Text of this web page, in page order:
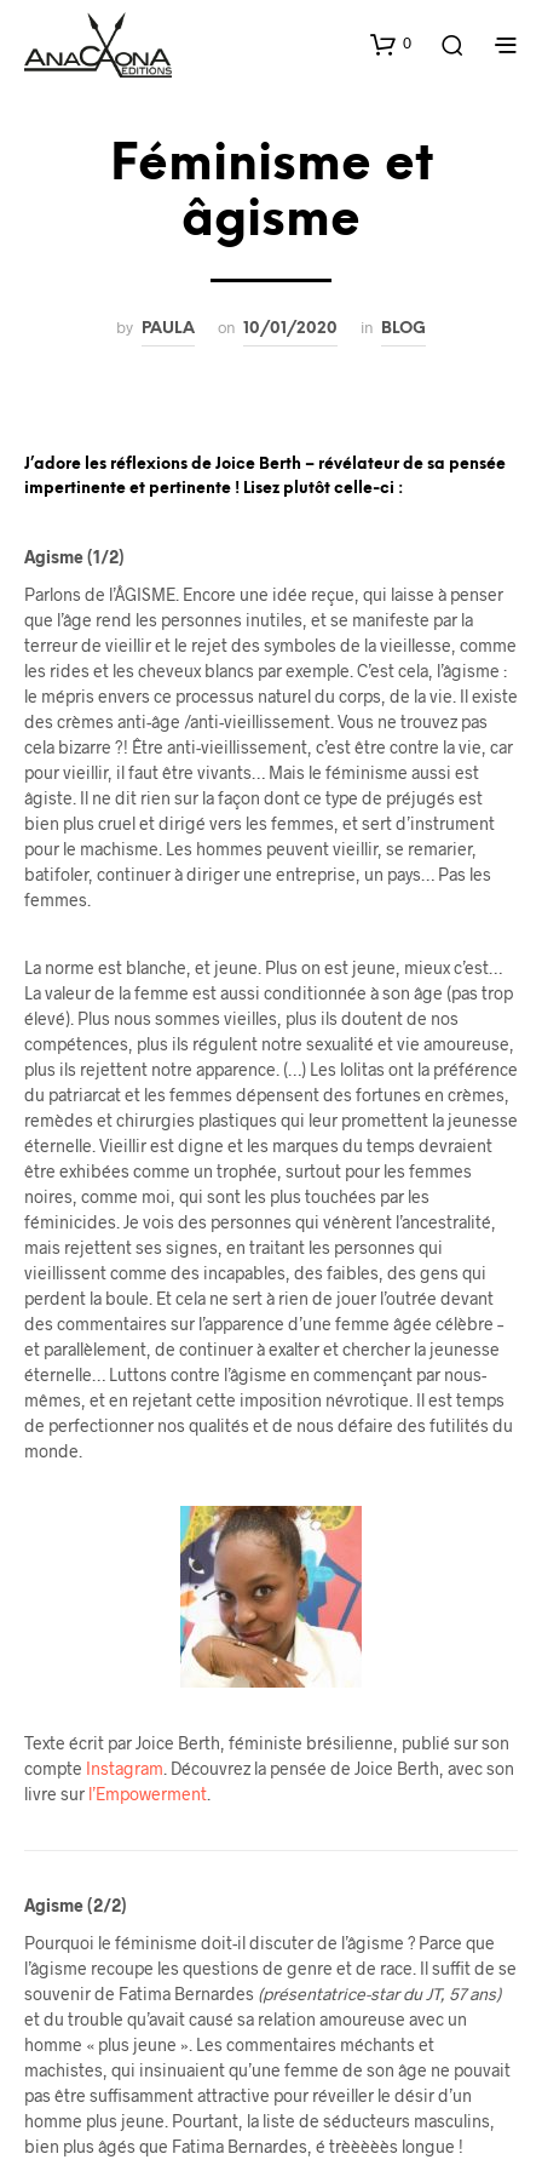
0
Féminisme et
âgisme
by PAULA on 10/01/2020 in BLOG
J’adore les réflexions de Joice Berth – révélateur de sa pensée
impertinente et pertinente ! Lisez plutôt celle-ci :
Agisme (1/2)
Parlons de l’ÂGISME. Encore une idée reçue, qui laisse à penser
que l’âge rend les personnes inutiles, et se manifeste par la
terreur de vieillir et le rejet des symboles de la vieillesse, comme
les rides et les cheveux blancs par exemple. C’est cela, l’âgisme :
le mépris envers ce processus naturel du corps, de la vie. Il existe
des crèmes anti-âge /anti-vieillissement. Vous ne trouvez pas
cela bizarre ?! Être anti-vieillissement, c’est être contre la vie, car
pour vieillir, il faut être vivants… Mais le féminisme aussi est
âgiste. Il ne dit rien sur la façon dont ce type de préjugés est
bien plus cruel et dirigé vers les femmes, et sert d’instrument
pour le machisme. Les hommes peuvent vieillir, se remarier,
batifoler, continuer à diriger une entreprise, un pays… Pas les
femmes.
La norme est blanche, et jeune. Plus on est jeune, mieux c’est…
La valeur de la femme est aussi conditionnée à son âge (pas trop
élevé). Plus nous sommes vieilles, plus ils doutent de nos
compétences, plus ils régulent notre sexualité et vie amoureuse,
plus ils rejettent notre apparence. (…) Les lolitas ont la préférence
du patriarcat et les femmes dépensent des fortunes en crèmes,
remèdes et chirurgies plastiques qui leur promettent la jeunesse
éternelle. Vieillir est digne et les marques du temps devraient
être exhibées comme un trophée, surtout pour les femmes
noires, comme moi, qui sont les plus touchées par les
féminicides. Je vois des personnes qui vénèrent l’ancestralité,
mais rejettent ses signes, en traitant les personnes qui
vieillissent comme des incapables, des faibles, des gens qui
perdent la boule. Et cela ne sert à rien de jouer l’outrée devant
des commentaires sur l’apparence d’une femme âgée célèbre –
et parallèlement, de continuer à exalter et chercher la jeunesse
éternelle… Luttons contre l’âgisme en commençant par nous-
mêmes, et en rejetant cette imposition névrotique. Il est temps
de perfectionner nos qualités et de nous défaire des futilités du
monde.
Texte écrit par Joice Berth, féministe brésilienne, publié sur son
compte Instagram . Découvrez la pensée de Joice Berth, avec son
livre sur l’Empowerment
Agisme (2/2)
Pourquoi le féminisme doit-il discuter de l’âgisme ? Parce que
l’âgisme recoupe les questions de genre et de race. Il suffit de se
souvenir de Fatima Bernardes (présentatrice-star du JT, 57 ans)
et du trouble qu’avait causé sa relation amoureuse avec un
homme « plus jeune ». Les commentaires méchants et
machistes, qui insinuaient qu’une femme de son âge ne pouvait
pas être suffisamment attractive pour réveiller le désir d’un
homme plus jeune. Pourtant, la liste de séducteurs masculins,
bien plus âgés que Fatima Bernardes, é trèèèèès longue !